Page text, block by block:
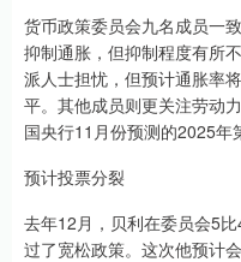
货币政策委员会九名成员一
抑制通胀，但抑制程度有所
派人士担忧，但预计通胀率
平。其他成员则更关注劳动
国央行11月份预测的2025年
预计投票分裂
去年12月，贝利在委员会5
过了宽松政策。这次他预计